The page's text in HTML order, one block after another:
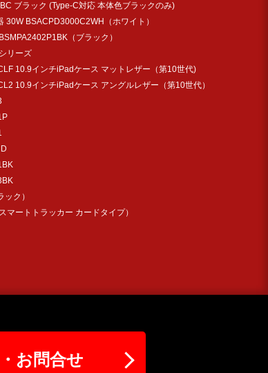
ブラック (Type-C対応 本体色ブラックのみ)
30W BSACPD3000C2WH（ホワイト）
（ブラック）
リーズ
10.9インチiPadケース マットレザー（第10世代)
10.9インチiPadケース アングルレザー（第10世代）
ク）
マートトラッカー カードタイプ）
お問合せ